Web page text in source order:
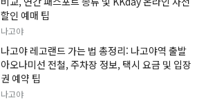
할인 예매 팁
나고야
나고야 레고랜드 가는 법 총정리: 나고야역 출발
아오나미선 전철, 주차장 정보, 택시 요금 및 입장
권 예약 팁
나고야